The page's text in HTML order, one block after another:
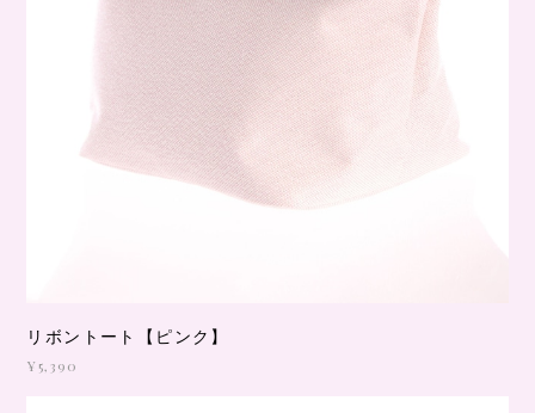
リボントート【ピンク】
¥5,390